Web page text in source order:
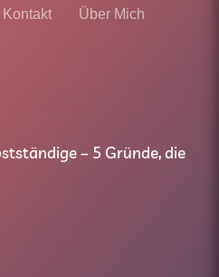
Kontakt Über Mich
– 5 Gründe, die